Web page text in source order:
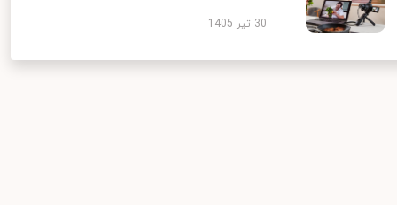
30 تیر 1405